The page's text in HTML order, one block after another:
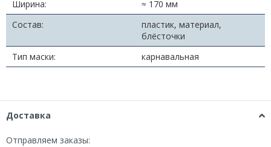
Ширина:
≈ 170 мм
Состав:
пластик, материал,
блёсточки
Тип маски:
карнавальная
Доставка
Отправляем заказы: